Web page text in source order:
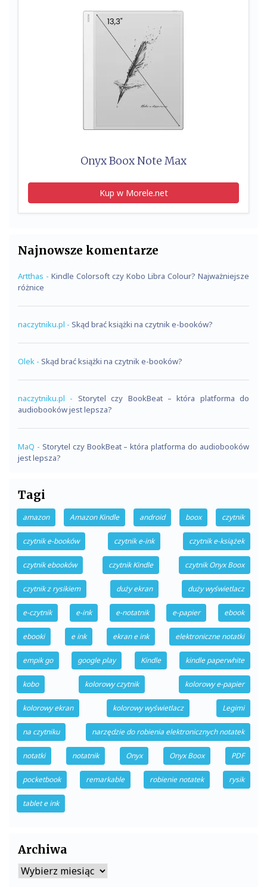
Onyx Boox Note Max
Kup w Morele.net
Najnowsze komentarze
Artthas - Kindle Colorsoft czy Kobo Libra Colour? Najważniejsze
różnice
naczytniku.pl - Skąd brać książki na czytnik e-booków?
Olek - Skąd brać książki na czytnik e-booków?
naczytniku.pl - Storytel czy BookBeat – która platforma do
audiobooków jest lepsza?
MaQ - Storytel czy BookBeat – która platforma do audiobooków
jest lepsza?
Tagi
amazon Amazon Kindle android boox czytnik
czytnik e-booków czytnik e-ink czytnik e-książek
czytnik ebooków czytnik Kindle czytnik Onyx Boox
czytnik z rysikiem duży ekran duży wyświetlacz
e-czytnik e-ink e-notatnik e-papier ebook
ebooki e ink ekran e ink elektroniczne notatki
empik go google play Kindle kindle paperwhite
kobo kolorowy czytnik kolorowy e-papier
kolorowy ekran kolorowy wyświetlacz Legimi
na czytniku narzędzie do robienia elektronicznych notatek
notatki notatnik Onyx Onyx Boox PDF
pocketbook remarkable robienie notatek rysik
tablet e ink
Archiwa
Archiwa